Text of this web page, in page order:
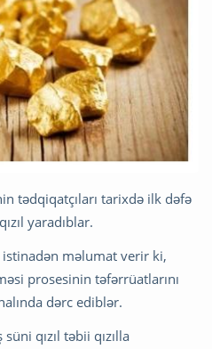
tədqiqatçıları tarixdə ilk dəfə
yaradıblar.
məlumat verir ki,
prosesinin təfərrüatlarını
dərc ediblər.
qızıl təbii qızılla